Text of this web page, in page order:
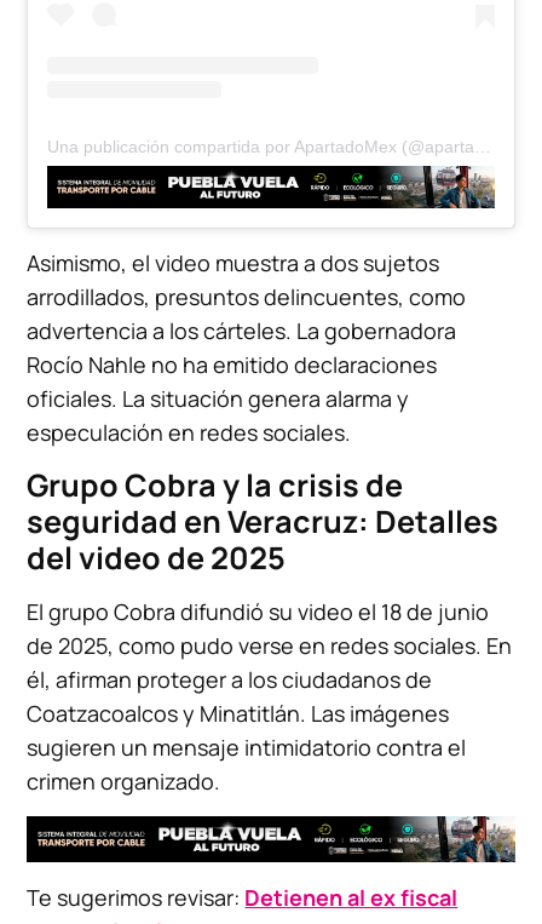
Asimismo, el video muestra a dos sujetos
arrodillados, presuntos delincuentes, como
advertencia a los cárteles. La gobernadora
Rocío Nahle no ha emitido declaraciones
oficiales. La situación genera alarma y
especulación en redes sociales.
Grupo Cobra y la crisis de
seguridad en Veracruz: Detalles
del video de 2025
El grupo Cobra difundió su video el 18 de junio
de 2025, como pudo verse en redes sociales. En
él, afirman proteger a los ciudadanos de
Coatzacoalcos y Minatitlán. Las imágenes
sugieren un mensaje intimidatorio contra el
crimen organizado.
Te sugerimos revisar: Detienen al ex fiscal